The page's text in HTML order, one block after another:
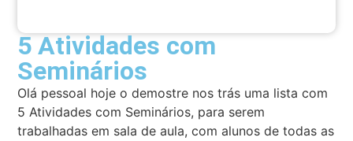
5 Atividades com
Seminários
Olá pessoal hoje o demostre nos trás uma lista com
5 Atividades com Seminários, para serem
trabalhadas em sala de aula, com alunos de todas as